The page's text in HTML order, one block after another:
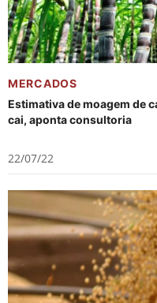
MERCADOS
Estimativa de moagem de
cai, aponta consultoria
22/07/22